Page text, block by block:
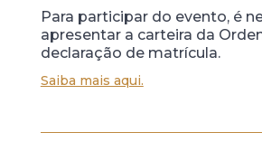
Para participar do evento, é
apresentar a carteira da
declaração de matrícula.
Saiba mais aqui.